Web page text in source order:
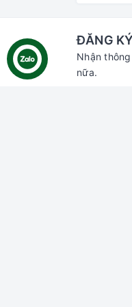
ĐĂNG
Nhận
nữa.